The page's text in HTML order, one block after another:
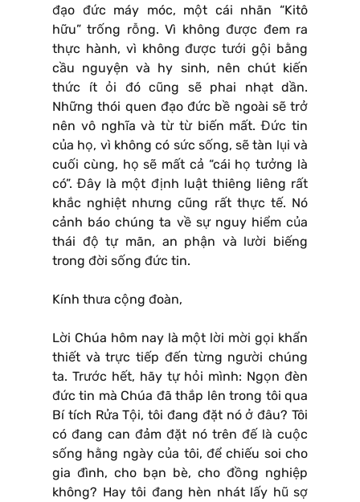
đạo đức máy móc, một cái nhãn “Kitô
hữu” trống rỗng. Vì không được đem ra
thực hành, vì không được tưới gội bằng
cầu nguyện và hy sinh, nên chút kiến
thức ít ỏi đó cũng sẽ phai nhạt dần.
Những thói quen đạo đức bề ngoài sẽ trở
nên vô nghĩa và từ từ biến mất. Đức tin
của họ, vì không có sức sống, sẽ tàn lụi và
cuối cùng, họ sẽ mất cả “cái họ tưởng là
có”. Đây là một định luật thiêng liêng rất
khắc nghiệt nhưng cũng rất thực tế. Nó
cảnh báo chúng ta về sự nguy hiểm của
thái độ tự mãn, an phận và lười biếng
trong đời sống đức tin.
Kính thưa cộng đoàn,
Lời Chúa hôm nay là một lời mời gọi khẩn
thiết và trực tiếp đến từng người chúng
ta. Trước hết, hãy tự hỏi mình: Ngọn đèn
đức tin mà Chúa đã thắp lên trong tôi qua
Bí tích Rửa Tội, tôi đang đặt nó ở đâu? Tôi
có đang can đảm đặt nó trên đế là cuộc
sống hằng ngày của tôi, để chiếu soi cho
gia đình, cho bạn bè, cho đồng nghiệp
không? Hay tôi đang hèn nhát lấy hũ sợ